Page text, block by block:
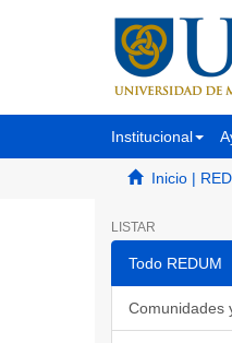
Institucional
Inicio |
LISTAR
Todo REDUM
Comunidades